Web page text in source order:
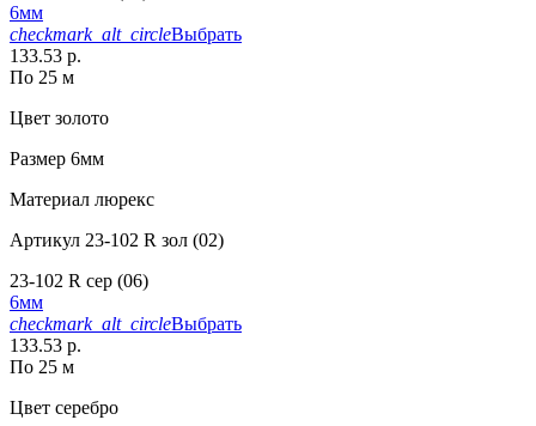
6мм
checkmark_alt_circleВыбрать
133.53 р.
По 25 м
Цвет золото
Размер 6мм
Материал люрекс
Артикул 23-102 R зол (02)
23-102 R сер (06)
6мм
checkmark_alt_circleВыбрать
133.53 р.
По 25 м
Цвет серебро